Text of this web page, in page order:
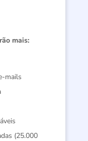
mais:
mails
(25.000